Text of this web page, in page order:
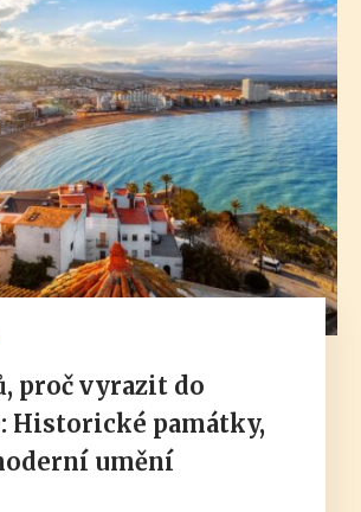
proč vyrazit do
Historické památky,
umění